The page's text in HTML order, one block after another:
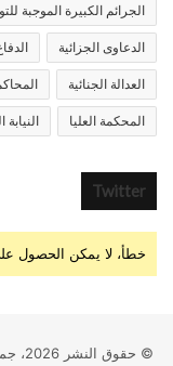
الجرائم الكبيرة الموجبة
الدعاوى الجزائية
العدالة الجنائية
المحكمة العليا النيابة
Twitter
خطأ، لا يمكن الحصول
© حقوق النشر 2026، جميع الحقوق محفوظة |